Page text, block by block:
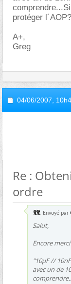
protéger l´AOP?
A+,
Greg
04/06/2007,
Re :
ordre
Envoyé par
Salut,
Encore
"10µF //
avec un de